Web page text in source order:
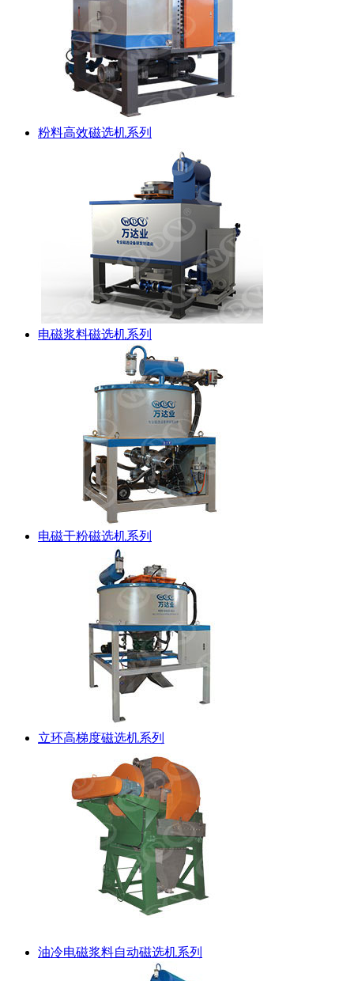
粉料高效磁选机系列
电磁浆料磁选机系列
电磁干粉磁选机系列
立环高梯度磁选机系列
油冷电磁浆料自动磁选机系列